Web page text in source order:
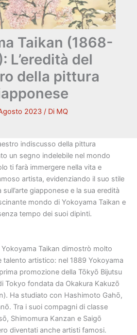
Taikan (1868-
L’eredità del
della pittura
2023 / Di MQ
indiscusso della pittura
un segno indelebile nel mondo
ti farà immergere nella vita e
artista, evidenziando il suo stile
giapponese e la sua eredità
mondo di Yokoyama Taikan e
tempo dei suoi dipinti.
Taikan dimostrò molto
talento artistico: nel 1889 Yokoyama
promozione della Tōkyō Bijutsu
Tokyo fondata da Okakura Kakuzō
Ha studiato con Hashimoto Gahō,
Tra i suoi compagni di classe
Shimomura Kanzan e Saigō
diventati anche artisti famosi.